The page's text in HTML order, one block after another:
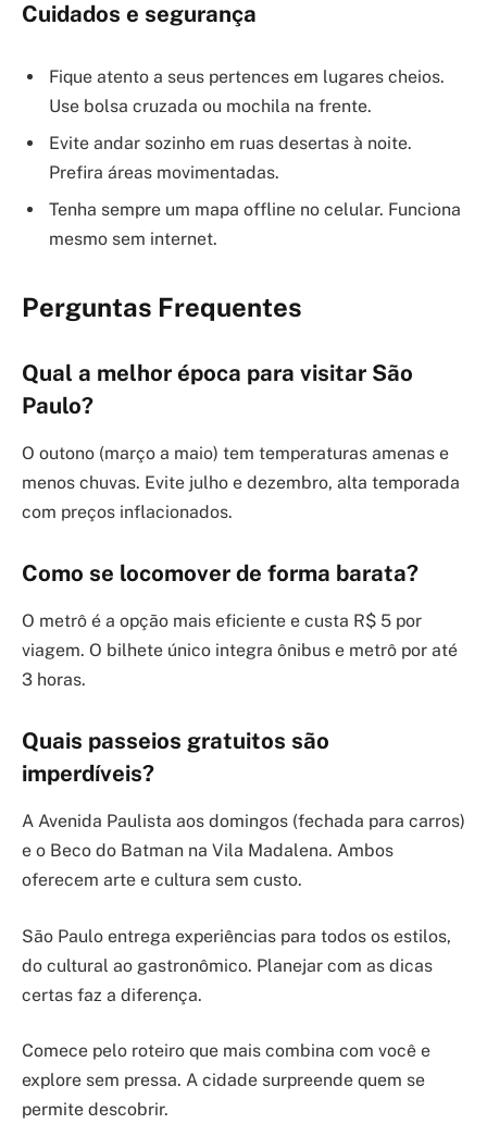
Cuidados e segurança
Fique atento a seus pertences em lugares cheios.
Use bolsa cruzada ou mochila na frente.
Evite andar sozinho em ruas desertas à noite.
Prefira áreas movimentadas.
Tenha sempre um mapa offline no celular. Funciona
mesmo sem internet.
Perguntas Frequentes
Qual a melhor época para visitar São
Paulo?
O outono (março a maio) tem temperaturas amenas e
menos chuvas. Evite julho e dezembro, alta temporada
com preços inflacionados.
Como se locomover de forma barata?
O metrô é a opção mais eficiente e custa R$ 5 por
viagem. O bilhete único integra ônibus e metrô por até
3 horas.
Quais passeios gratuitos são
imperdíveis?
A Avenida Paulista aos domingos (fechada para carros)
e o Beco do Batman na Vila Madalena. Ambos
oferecem arte e cultura sem custo.
São Paulo entrega experiências para todos os estilos,
do cultural ao gastronômico. Planejar com as dicas
certas faz a diferença.
Comece pelo roteiro que mais combina com você e
explore sem pressa. A cidade surpreende quem se
permite descobrir.